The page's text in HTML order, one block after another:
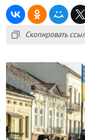
Скопировать